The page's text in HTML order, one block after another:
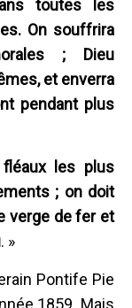
toutes les
On souffrira
; Dieu
et enverra
pendant plus
les plus
; on doit
verge de fer et
. »
Pontife Pie
1859. Mais